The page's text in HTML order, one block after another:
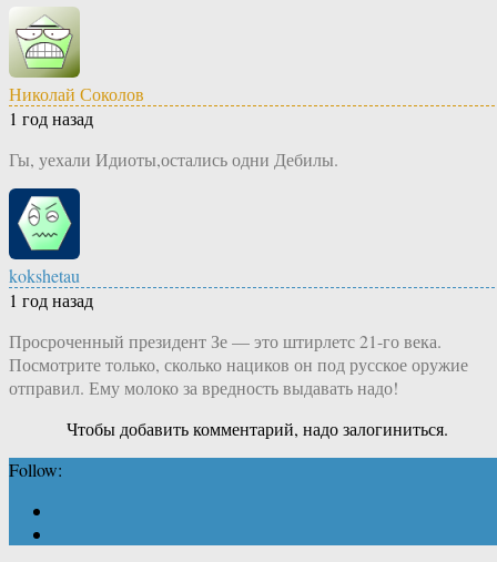
Николай Соколов
1 год назад
Гы, уехали Идиоты,остались одни Дебилы.
kokshetau
1 год назад
Просроченный президент Зе — это штирлетс 21-го века.
Посмотрите только, сколько нациков он под русское оружие
отправил. Ему молоко за вредность выдавать надо!
Чтобы добавить комментарий, надо залогиниться.
Follow: